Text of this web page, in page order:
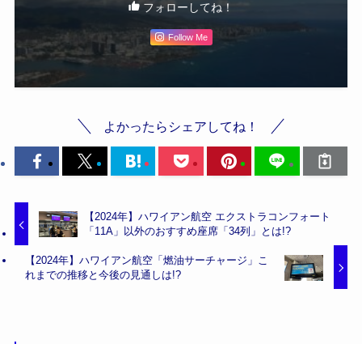
フォローしてね！
Follow Me
よかったらシェアしてね！
【2024年】ハワイアン航空 エクストラコンフォート
「11A」以外のおすすめ座席「34列」とは!?
【2024年】ハワイアン航空「燃油サーチャージ」こ
れまでの推移と今後の見通しは!?